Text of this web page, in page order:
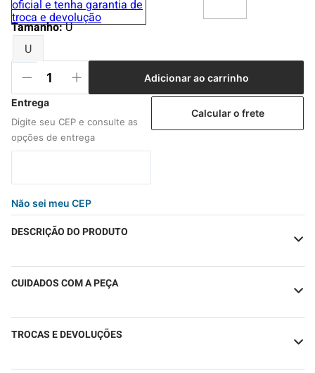
Tamanho:U
U
Adicionar ao carrinho
Não sei meu CEP
Calcular o frete
DESCRIÇÃO DO PRODUTO
CUIDADOS COM A PEÇA
TROCAS E DEVOLUÇÕES
9º
mochila
10